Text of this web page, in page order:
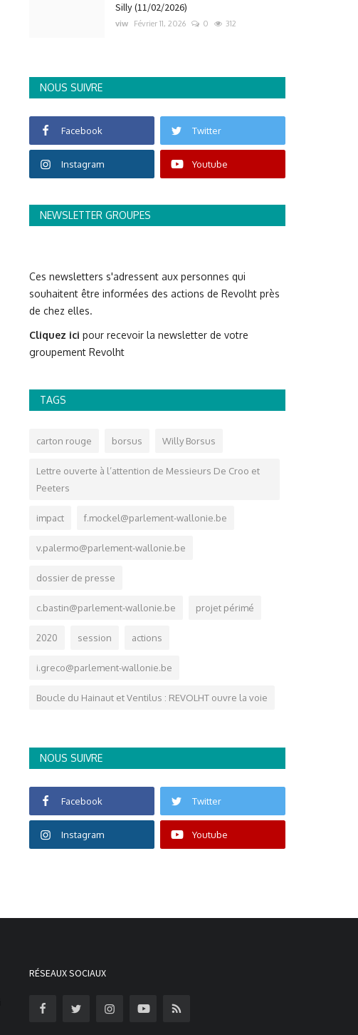
Silly (11/02/2026)
viw Février 11, 2026 0 312
NOUS SUIVRE
Facebook Twitter
Instagram Youtube
NEWSLETTER GROUPES
Ces newsletters s'adressent aux personnes qui
souhaitent être informées des actions de Revolht près
de chez elles.
Cliquez ici pour recevoir la newsletter de votre
groupement Revolht
TAGS
carton rouge borsus Willy Borsus
Lettre ouverte à l’attention de Messieurs De Croo et
Peeters
impact f.mockel@parlement-wallonie.be
v.palermo@parlement-wallonie.be
dossier de presse
c.bastin@parlement-wallonie.be projet périmé
2020 session actions
i.greco@parlement-wallonie.be
Boucle du Hainaut et Ventilus : REVOLHT ouvre la voie
NOUS SUIVRE
Facebook Twitter
Instagram Youtube
RÉSEAUX SOCIAUX